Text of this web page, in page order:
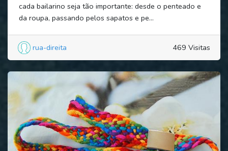
cada bailarino seja tão importante: desde o penteado e
da roupa, passando pelos sapatos e pe...
rua-direita 469 Visitas